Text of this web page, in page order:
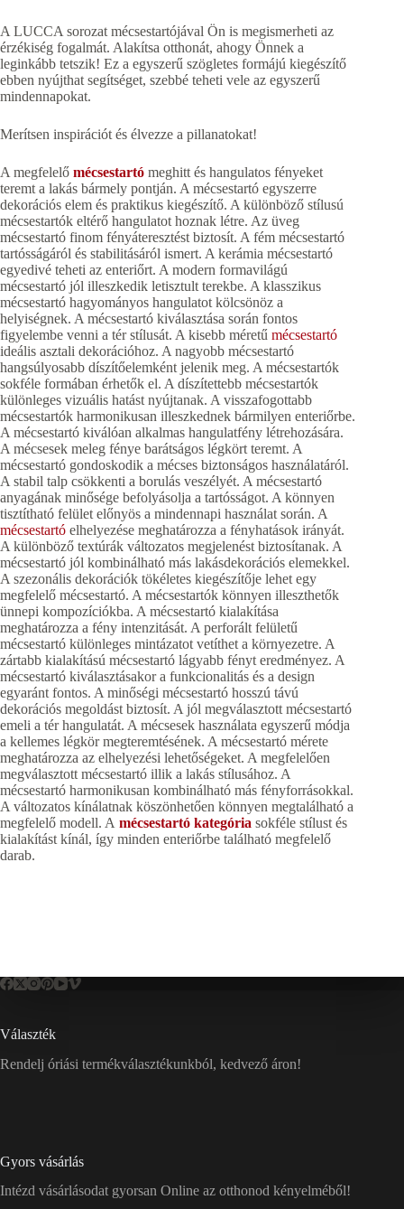
A LUCCA sorozat mécsestartójával Ön is megismerheti az
érzékiség fogalmát. Alakítsa otthonát, ahogy Önnek a
leginkább tetszik! Ez a egyszerű szögletes formájú kiegészítő
ebben nyújthat segítséget, szebbé teheti vele az egyszerű
mindennapokat.
Merítsen inspirációt és élvezze a pillanatokat!
A megfelelő mécsestartó meghitt és hangulatos fényeket
teremt a lakás bármely pontján. A mécsestartó egyszerre
dekorációs elem és praktikus kiegészítő. A különböző stílusú
mécsestartók eltérő hangulatot hoznak létre. Az üveg
mécsestartó finom fényáteresztést biztosít. A fém mécsestartó
tartósságáról és stabilitásáról ismert. A kerámia mécsestartó
egyedivé teheti az enteriőrt. A modern formavilágú
mécsestartó jól illeszkedik letisztult terekbe. A klasszikus
mécsestartó hagyományos hangulatot kölcsönöz a
helyiségnek. A mécsestartó kiválasztása során fontos
figyelembe venni a tér stílusát. A kisebb méretű mécsestartó
ideális asztali dekorációhoz. A nagyobb mécsestartó
hangsúlyosabb díszítőelemként jelenik meg. A mécsestartók
sokféle formában érhetők el. A díszítettebb mécsestartók
különleges vizuális hatást nyújtanak. A visszafogottabb
mécsestartók harmonikusan illeszkednek bármilyen enteriőrbe.
A mécsestartó kiválóan alkalmas hangulatfény létrehozására.
A mécsesek meleg fénye barátságos légkört teremt. A
mécsestartó gondoskodik a mécses biztonságos használatáról.
A stabil talp csökkenti a borulás veszélyét. A mécsestartó
anyagának minősége befolyásolja a tartósságot. A könnyen
tisztítható felület előnyös a mindennapi használat során. A
mécsestartó elhelyezése meghatározza a fényhatások irányát.
A különböző textúrák változatos megjelenést biztosítanak. A
mécsestartó jól kombinálható más lakásdekorációs elemekkel.
A szezonális dekorációk tökéletes kiegészítője lehet egy
megfelelő mécsestartó. A mécsestartók könnyen illeszthetők
ünnepi kompozíciókba. A mécsestartó kialakítása
meghatározza a fény intenzitását. A perforált felületű
mécsestartó különleges mintázatot vetíthet a környezetre. A
zártabb kialakítású mécsestartó lágyabb fényt eredményez. A
mécsestartó kiválasztásakor a funkcionalitás és a design
egyaránt fontos. A minőségi mécsestartó hosszú távú
dekorációs megoldást biztosít. A jól megválasztott mécsestartó
emeli a tér hangulatát. A mécsesek használata egyszerű módja
a kellemes légkör megteremtésének. A mécsestartó mérete
meghatározza az elhelyezési lehetőségeket. A megfelelően
megválasztott mécsestartó illik a lakás stílusához. A
mécsestartó harmonikusan kombinálható más fényforrásokkal.
A változatos kínálatnak köszönhetően könnyen megtalálható a
megfelelő modell. A mécsestartó kategória sokféle stílust és
kialakítást kínál, így minden enteriőrbe található megfelelő
darab.
Választék
Rendelj óriási termékválasztékunkból, kedvező áron!
Gyors vásárlás
Intézd vásárlásodat gyorsan Online az otthonod kényelméből!